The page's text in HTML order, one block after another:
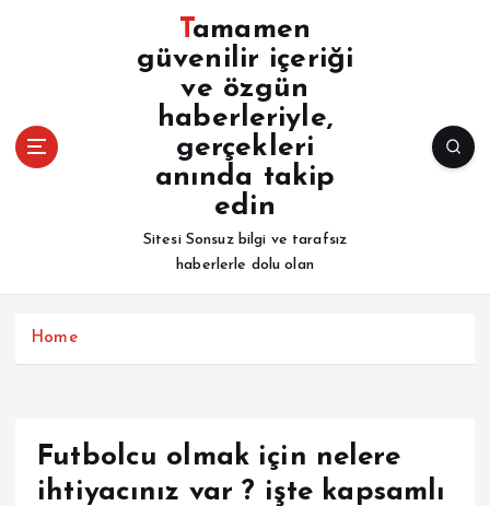
Tamamen
güvenilir içeriği
ve özgün
haberleriyle,
gerçekleri
anında takip
edin
Sitesi Sonsuz bilgi ve tarafsız
haberlerle dolu olan
Home
Futbolcu olmak için nelere
ihtiyacınız var ? işte kapsamlı